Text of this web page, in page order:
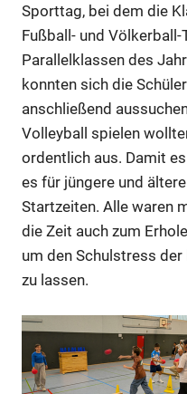
Sporttag, bei dem die
Fußball- und
Parallelklassen des
konnten sich die
anschließend
Volleyball spielen
ordentlich aus. Damit
es für jüngere und
Startzeiten. Alle waren
die Zeit auch zum
um den Schulstress
zu lassen.